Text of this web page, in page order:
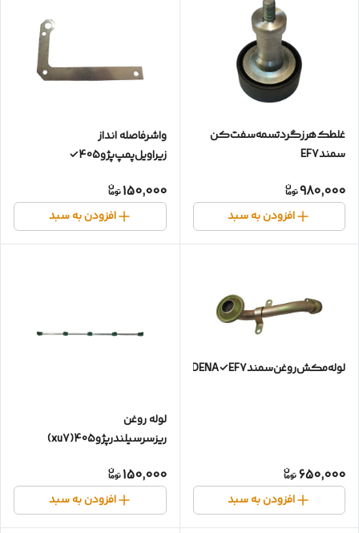
غلطک‌هرزگرد‌تسمه‌سفت‌کن‌
سمندEF7
980,000
افزودن به سبد
واشرفاصله انداز
زیراویل‌پمپ‌پژو405✓
150,000
افزودن به سبد
لوله‌مکش‌روغن‌سمندDENA✓EF7✓بااورینگ
650,000
افزودن به سبد
لوله روغن
ریزسرسیلندرپژو405(xu7)
150,000
افزودن به سبد